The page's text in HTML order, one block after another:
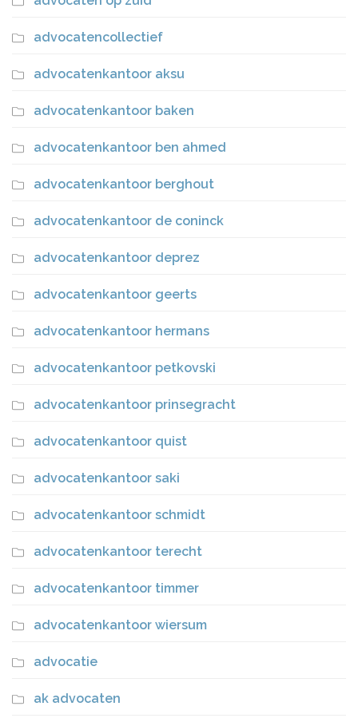
advocatencollectief
advocatenkantoor aksu
advocatenkantoor baken
advocatenkantoor ben ahmed
advocatenkantoor berghout
advocatenkantoor de coninck
advocatenkantoor deprez
advocatenkantoor geerts
advocatenkantoor hermans
advocatenkantoor petkovski
advocatenkantoor prinsegracht
advocatenkantoor quist
advocatenkantoor saki
advocatenkantoor schmidt
advocatenkantoor terecht
advocatenkantoor timmer
advocatenkantoor wiersum
advocatie
ak advocaten